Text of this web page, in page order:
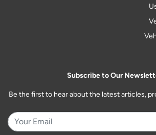
Subscribe to Our
Be the first to hear about the latest articles,